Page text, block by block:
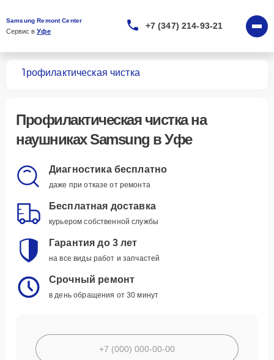
Samsung Remont Center
Сервис в Уфе
+7 (347) 214-93-21
Профилактическая чистка
Профилактическая чисткана
наушниках Samsung в Уфе
Диагностика бесплатно
даже при отказе от ремонта
Бесплатная доставка
курьером собственной службы
Гарантия до 3 лет
на все виды работ и запчастей
Срочный ремонт
в день обращения от 30 минут